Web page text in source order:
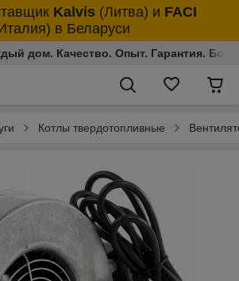
Kalvis (Литва) и FACI
в Беларуси
дом. Качество. Опыт. Гарантия.
Котлы твердотопливные